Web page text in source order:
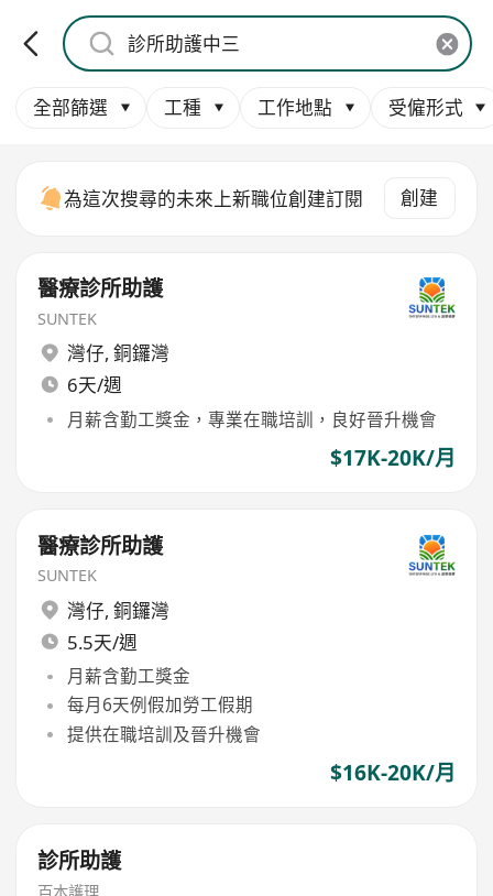
全部篩選 工種 工作地點 受僱形式
為這次搜尋的未來上新職位創建訂閱 創建
醫療診所助護
SUNTEK
灣仔, 銅鑼灣
6天/週
月薪含勤工獎金，專業在職培訓，良好晉升機會
$17K-20K/月
醫療診所助護
SUNTEK
灣仔, 銅鑼灣
5.5天/週
月薪含勤工獎金
每月6天例假加勞工假期
提供在職培訓及晉升機會
$16K-20K/月
診所助護